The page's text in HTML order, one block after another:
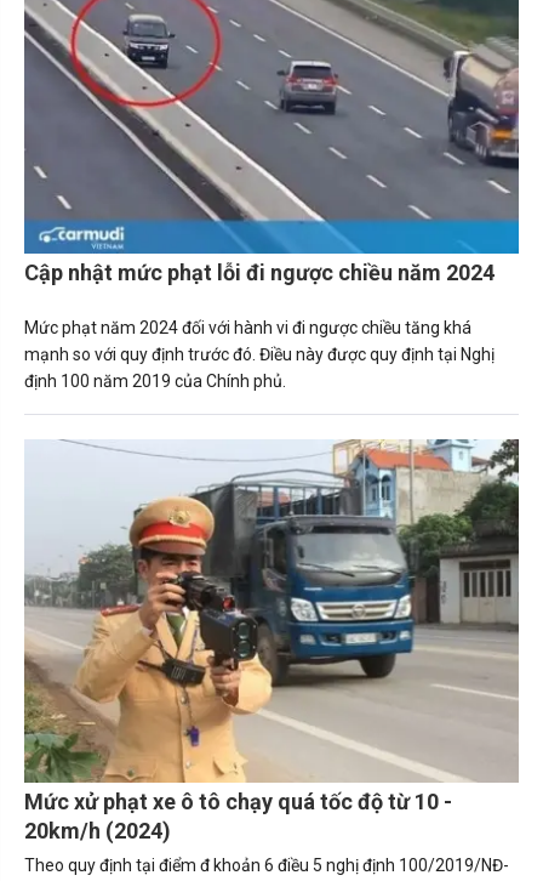
Cập nhật mức phạt lỗi đi ngược chiều năm 2024
Mức phạt năm 2024 đối với hành vi đi ngược chiều tăng khá
mạnh so với quy định trước đó. Điều này được quy định tại Nghị
định 100 năm 2019 của Chính phủ.
Mức xử phạt xe ô tô chạy quá tốc độ từ 10 -
20km/h (2024)
Theo quy định tại điểm đ khoản 6 điều 5 nghị định 100/2019/NĐ-